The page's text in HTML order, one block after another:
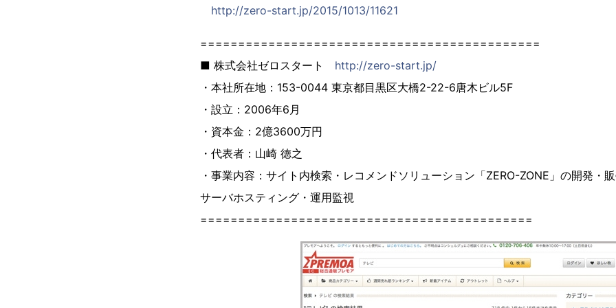
http://zero-start.jp/2015/1013/11621
=============================================
■ 株式会社ゼロスタート http://zero-start.jp/
・本社所在地：153-0044 東京都目黒区大橋2-22-6唐木ビル5F
・設立：2006年6月
・資本金：2億3600万円
・代表者：山崎 徳之
・事業内容：サイト内検索・レコメンドソリューション「ZERO-ZONE」の開発・
サーバホスティング・運用監視
============================================